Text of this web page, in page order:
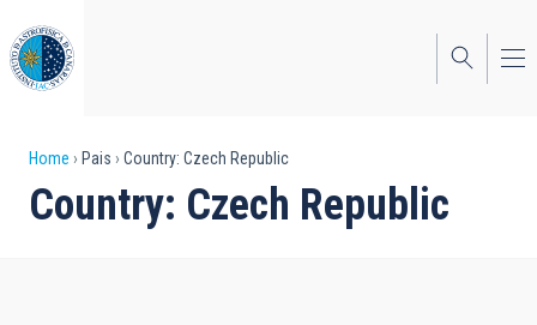
to
main
content
Breadcrumb
Home Pais Country: Czech Republic
Country: Czech Republic